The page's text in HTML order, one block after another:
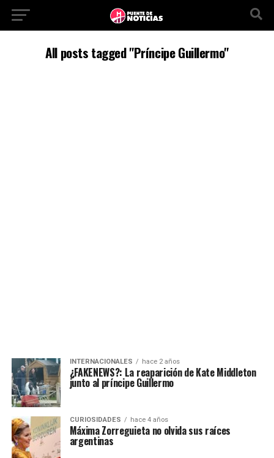
All posts tagged "Príncipe Guillermo"
INTERNACIONALES hace 2 años
¿FAKENEWS?: La reaparición de Kate Middleton
junto al príncipe Guillermo
CURIOSIDADES hace 4 años
Máxima Zorreguieta no olvida sus raíces
argentinas